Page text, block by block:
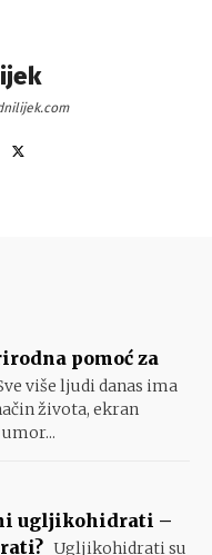
pomoć za
više ljudi danas ima
života, ekran
ugljikohidrati –
Ugljikohidrati su